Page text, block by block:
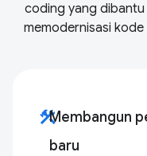
coding yang
memodernisasi
constructionMembangun
baru